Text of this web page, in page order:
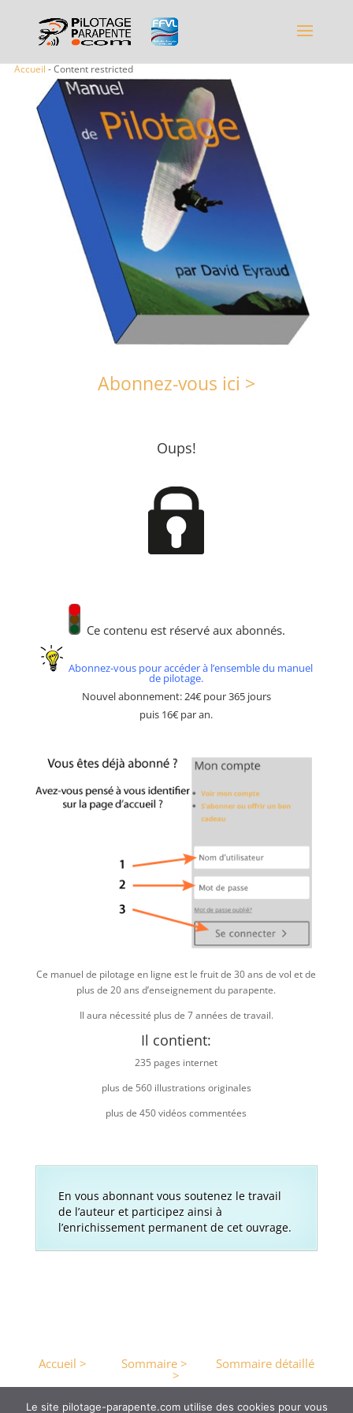
Accueil - Content restricted
Abonnez-vous ici >
Oups!
Ce contenu est réservé aux abonnés.
Abonnez-vous pour accéder à l’ensemble du manuel
de pilotage.
Nouvel abonnement: 24€ pour 365 jours
puis 16€ par an.
Ce manuel de pilotage en ligne est le fruit de 30 ans de vol et de
plus de 20 ans d’enseignement du parapente.
Il aura nécessité plus de 7 années de travail.
Il contient:
235 pages internet
plus de 560 illustrations originales
plus de 450 vidéos commentées
En vous abonnant vous soutenez le travail
de l’auteur et participez ainsi à
l’enrichissement permanent de cet ouvrage.
Accueil > Sommaire > Sommaire détaillé
>
Le site pilotage-parapente.com utilise des cookies pour vous